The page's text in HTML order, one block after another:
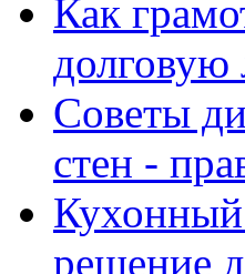
Как
Советы
стен -
Кухонный
решение